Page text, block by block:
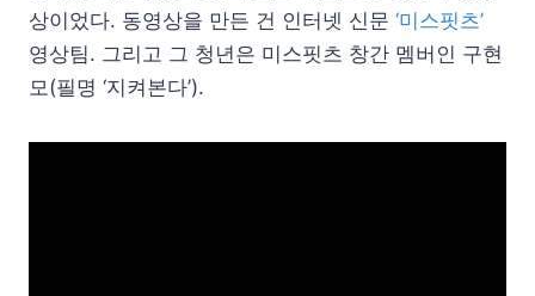
상이었다. 동영상을 만든 건 인터넷 신문 ‘미스핏츠’
영상팀. 그리고 그 청년은 미스핏츠 창간 멤버인 구현
모(필명 ‘지켜본다’).